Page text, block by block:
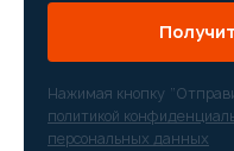
Нажимая кнопку
политикой
персональных данных